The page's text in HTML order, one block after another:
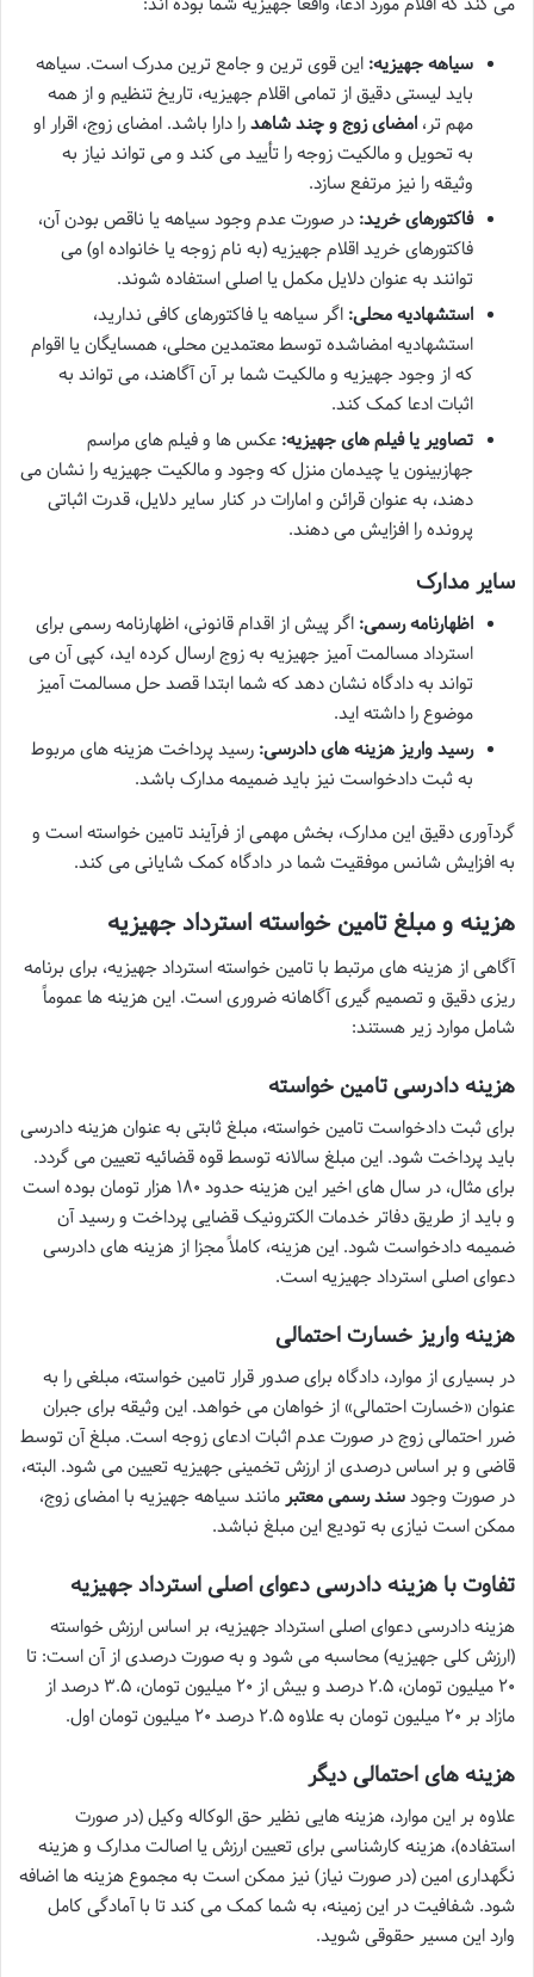
سیاهه جهیزیه: این قوی ترین و جامع ترین مدرک است. سیاهه
باید لیستی دقیق از تمامی اقلام جهیزیه، تاریخ تنظیم و از همه
مهم تر، امضای زوج و چند شاهدرا دارا باشد. امضای زوج، اقرار او
به تحویل و مالکیت زوجه را تأیید می کند و می تواند نیاز به
وثیقه را نیز مرتفع سازد.
فاکتورهای خرید: در صورت عدم وجود سیاهه یا ناقص بودن آن،
فاکتورهای خرید اقلام جهیزیه (به نام زوجه یا خانواده او) می
توانند به عنوان دلایل مکمل یا اصلی استفاده شوند.
استشهادیه محلی: اگر سیاهه یا فاکتورهای کافی ندارید،
استشهادیه امضاشده توسط معتمدین محلی، همسایگان یا اقوام
که از وجود جهیزیه و مالکیت شما بر آن آگاهند، می تواند به
اثبات ادعا کمک کند.
تصاویر یا فیلم های جهیزیه: عکس ها و فیلم های مراسم
جهازبینون یا چیدمان منزل که وجود و مالکیت جهیزیه را نشان می
دهند، به عنوان قرائن و امارات در کنار سایر دلایل، قدرت اثباتی
پرونده را افزایش می دهند.
سایر مدارک
اظهارنامه رسمی: اگر پیش از اقدام قانونی، اظهارنامه رسمی برای
استرداد مسالمت آمیز جهیزیه به زوج ارسال کرده اید، کپی آن می
تواند به دادگاه نشان دهد که شما ابتدا قصد حل مسالمت آمیز
موضوع را داشته اید.
رسید واریز هزینه های دادرسی: رسید پرداخت هزینه های مربوط
به ثبت دادخواست نیز باید ضمیمه مدارک باشد.
گردآوری دقیق این مدارک، بخش مهمی از فرآیند تامین خواسته است و
به افزایش شانس موفقیت شما در دادگاه کمک شایانی می کند.
هزینه و مبلغ تامین خواسته استرداد جهیزیه
آگاهی از هزینه های مرتبط با تامین خواسته استرداد جهیزیه، برای برنامه
ریزی دقیق و تصمیم گیری آگاهانه ضروری است. این هزینه ها عموماً
شامل موارد زیر هستند:
هزینه دادرسی تامین خواسته
برای ثبت دادخواست تامین خواسته، مبلغ ثابتی به عنوان هزینه دادرسی
باید پرداخت شود. این مبلغ سالانه توسط قوه قضائیه تعیین می گردد.
برای مثال، در سال های اخیر این هزینه حدود ۱۸۰ هزار تومان بوده است
و باید از طریق دفاتر خدمات الکترونیک قضایی پرداخت و رسید آن
ضمیمه دادخواست شود. این هزینه، کاملاً مجزا از هزینه های دادرسی
دعوای اصلی استرداد جهیزیه است.
هزینه واریز خسارت احتمالی
در بسیاری از موارد، دادگاه برای صدور قرار تامین خواسته، مبلغی را به
عنوان «خسارت احتمالی» از خواهان می خواهد. این وثیقه برای جبران
ضرر احتمالی زوج در صورت عدم اثبات ادعای زوجه است. مبلغ آن توسط
قاضی و بر اساس درصدی از ارزش تخمینی جهیزیه تعیین می شود. البته،
در صورت وجودسند رسمی معتبر مانند سیاهه جهیزیه با امضای زوج،
ممکن است نیازی به تودیع این مبلغ نباشد.
تفاوت با هزینه دادرسی دعوای اصلی استرداد جهیزیه
هزینه دادرسی دعوای اصلی استرداد جهیزیه، بر اساس ارزش خواسته
(ارزش کلی جهیزیه) محاسبه می شود و به صورت درصدی از آن است: تا
۲۰ میلیون تومان، ۲.۵ درصد و بیش از ۲۰ میلیون تومان، ۳.۵ درصد از
مازاد بر ۲۰ میلیون تومان به علاوه ۲.۵ درصد ۲۰ میلیون تومان اول.
هزینه های احتمالی دیگر
علاوه بر این موارد، هزینه هایی نظیر حق الوکاله وکیل (در صورت
استفاده)، هزینه کارشناسی برای تعیین ارزش یا اصالت مدارک و هزینه
نگهداری امین (در صورت نیاز) نیز ممکن است به مجموع هزینه ها اضافه
شود. شفافیت در این زمینه، به شما کمک می کند تا با آمادگی کامل
وارد این مسیر حقوقی شوید.